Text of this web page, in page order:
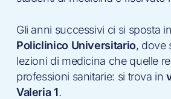
Gli anni successivi ci si sposta
Policlinico Universitario, dove
lezioni di medicina che quelle
professioni sanitarie: si trova in
Valeria 1.